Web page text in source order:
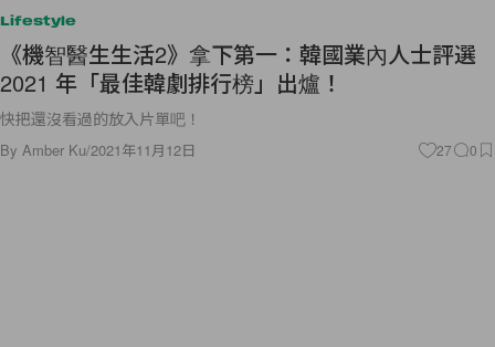
Lifestyle
《機智醫生生活2》拿下第一：韓國業內人士評選
2021 年「最佳韓劇排行榜」出爐！
快把還沒看過的放入片單吧！
By Amber Ku/2021年11月12日 27 0